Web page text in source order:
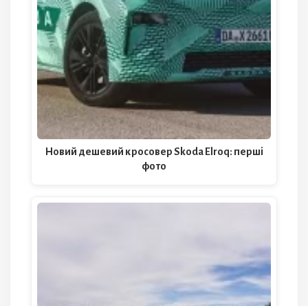
Новий дешевий кросовер Skoda Elroq: перші
фото